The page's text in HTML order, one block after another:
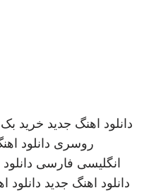
دانلود اهنگ جدید خرید بک
روسری دانلود
انگلیسی فارسی
دانلود اهنگ جدید دانلود